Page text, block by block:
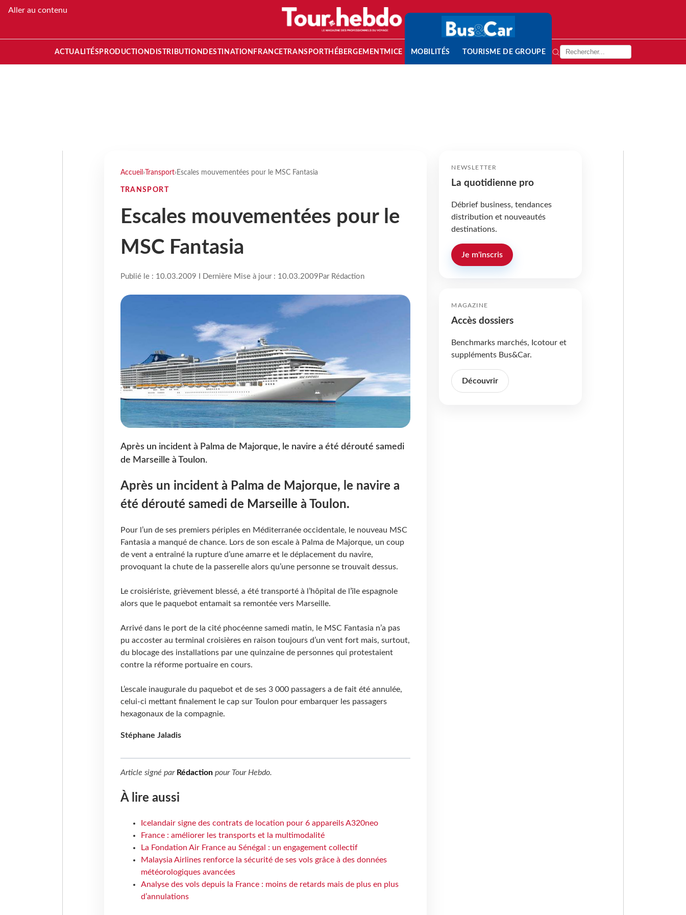
Aller au contenu
ACTUALITÉS PRODUCTION DISTRIBUTION DESTINATION FRANCETRANSPORT HÉBERGEMENTMICE MOBILITÉS TOURISME DE GROUPE
Accueil › Transport› Escales mouvementées pour le MSC Fantasia
TRANSPORT
Escales mouvementées pour le
MSC Fantasia
Publié le : 10.03.2009 I Dernière Mise à jour : 10.03.2009 Par Rédaction
Après un incident à Palma de Majorque, le navire a été dérouté samedi
de Marseille à Toulon.
Après un incident à Palma de Majorque, le navire a
été dérouté samedi de Marseille à Toulon.
Pour l’un de ses premiers périples en Méditerranée occidentale, le nouveau MSC
Fantasia a manqué de chance. Lors de son escale à Palma de Majorque, un coup
de vent a entraîné la rupture d’une amarre et le déplacement du navire,
provoquant la chute de la passerelle alors qu’une personne se trouvait dessus.
Le croisiériste, grièvement blessé, a été transporté à l’hôpital de l’île espagnole
alors que le paquebot entamait sa remontée vers Marseille.
Arrivé dans le port de la cité phocéenne samedi matin, le MSC Fantasia n’a pas
pu accoster au terminal croisières en raison toujours d’un vent fort mais, surtout,
du blocage des installations par une quinzaine de personnes qui protestaient
contre la réforme portuaire en cours.
L’escale inaugurale du paquebot et de ses 3 000 passagers a de fait été annulée,
celui-ci mettant finalement le cap sur Toulon pour embarquer les passagers
hexagonaux de la compagnie.
Stéphane Jaladis
Article signé par Rédactionpour Tour Hebdo.
À lire aussi
Icelandair signe des contrats de location pour 6 appareils A320neo
France : améliorer les transports et la multimodalité
La Fondation Air France au Sénégal : un engagement collectif
Malaysia Airlines renforce la sécurité de ses vols grâce à des données
météorologiques avancées
Analyse des vols depuis la France : moins de retards mais de plus en plus
d’annulations
NEWSLETTER
La quotidienne pro
Débrief business, tendances
distribution et nouveautés
destinations.
Je m'inscris
MAGAZINE
Accès dossiers
Benchmarks marchés, Icotour et
suppléments Bus&Car.
Découvrir